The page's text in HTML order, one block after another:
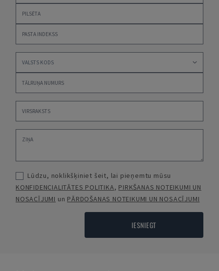
Lūdzu, noklikšķiniet šeit, lai pieņemtu mūsu
KONFIDENCIALITĀTES POLITIKA, PIRKŠANAS NOTEIKUMI UN
NOSACĪJUMI un PĀRDOŠANAS NOTEIKUMI UN NOSACĪJUMI
IESNIEGT